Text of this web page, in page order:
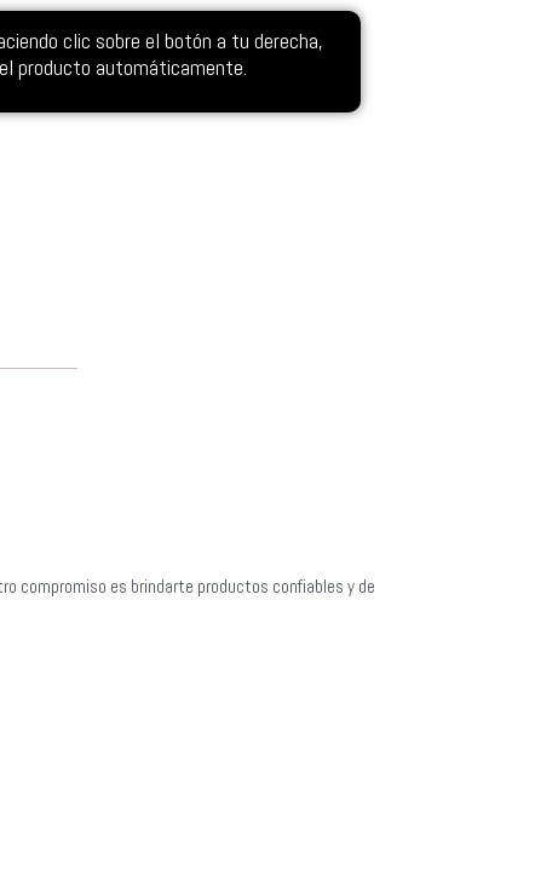
clic sobre el botón a tu derecha,
producto automáticamente.
compromiso es brindarte productos confiables y de